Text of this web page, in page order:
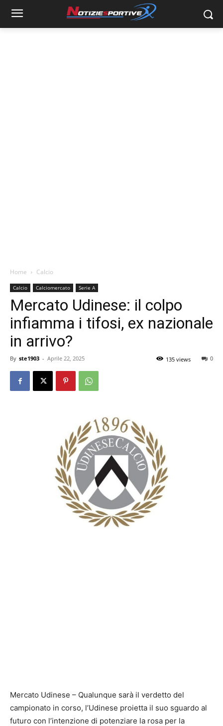
Home Calcio
Calcio Calciomercato Serie A
Mercato Udinese: il colpo
infiamma i tifosi, ex nazionale
in arrivo?
By ste1903 - Aprile 22, 2025 0
135 views
Mercato Udinese – Qualunque sarà il verdetto del
campionato in corso, l’Udinese proietta il suo sguardo al
futuro con l’intenzione di potenziare la rosa per la